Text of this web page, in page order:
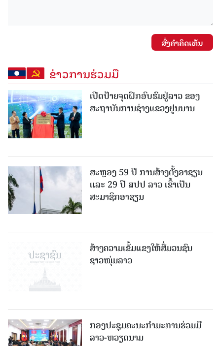
ສົ່ງຄໍາຄິດເຫັນ
ຂ່າວການຮ່ວມມື
ເປີດປ້າຍຈຸດຝຶກອົບຮົມຢູ່ລາວ ຂອງ
ສະຖາບັນການຊ່າງແຂວງຢູນນານ
ສະຫຼອງ 59 ປີ ການສ້າງຕັ້ງອາຊຽນ
ແລະ 29 ປີ ສປປ ລາວ ເຂົ້າເປັນ
ສະມາຊິກອາຊຽນ
ສ້າງຄວາມເຂັ້ມແຂງໃຫ້ສື່ມວນຊົນ
ຊາວໜຸ່ມລາວ
ກອງປະຊຸມຄະນະກຳມະການຮ່ວມມື
ລາວ-ຫວຽດນາມ